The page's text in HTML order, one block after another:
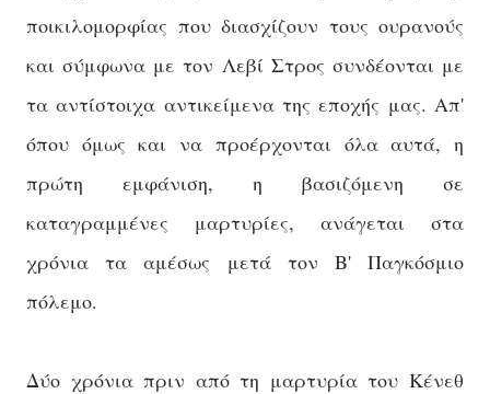
ποικιλομορφίας που διασχίζουν τους ουρανούς
και σύμφωνα με τον Λεβί Στρος συνδέονται με
τα αντίστοιχα αντικείμενα της εποχής μας. Απ'
όπου όμως και να προέρχονται όλα αυτά, η
πρώτη εμφάνιση, η βασιζόμενη σε
καταγραμμένες μαρτυρίες, ανάγεται στα
χρόνια τα αμέσως μετά τον Β' Παγκόσμιο
πόλεμο.
Δύο χρόνια πριν από τη μαρτυρία του Κένεθ